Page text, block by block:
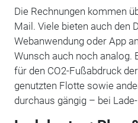
Die Rechnungen kommen
Mail. Viele bieten auch den
Webanwendung oder App
Wunsch auch noch analog.
für den CO2-Fußabdruck
genutzten Flotte sowie
durchaus gängig – bei